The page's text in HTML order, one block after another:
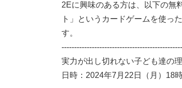
2Eに興味のある方は、以下の無
ト」というカードゲームを使っ
す。
実力が出し切れない子ども達の
日時：2024年7月22日（月）18